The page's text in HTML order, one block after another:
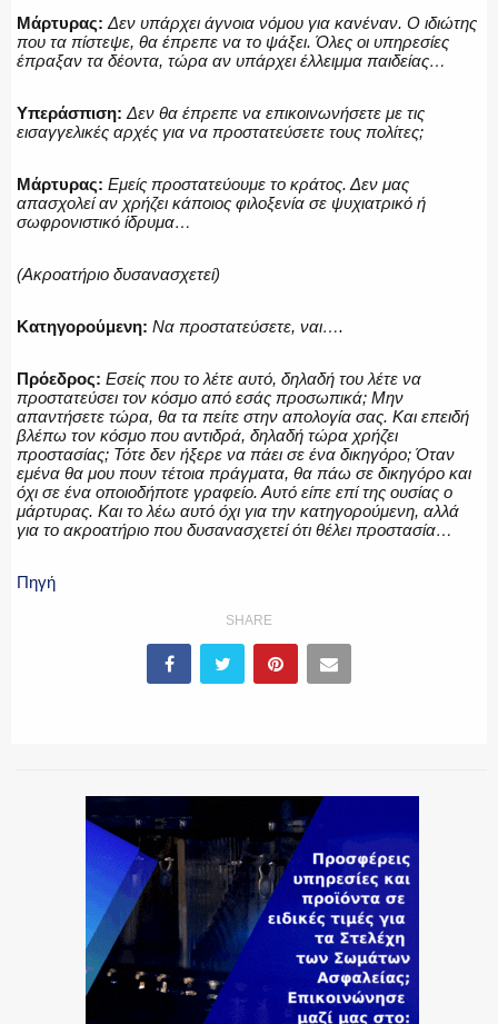
Μάρτυρας: Δεν υπάρχει άγνοια νόμου για κανέναν. Ο ιδιώτης
που τα πίστεψε, θα έπρεπε να το ψάξει. Όλες οι υπηρεσίες
έπραξαν τα δέοντα, τώρα αν υπάρχει έλλειμμα παιδείας…
Υπεράσπιση: Δεν θα έπρεπε να επικοινωνήσετε με τις
εισαγγελικές αρχές για να προστατεύσετε τους πολίτες;
Μάρτυρας: Εμείς προστατεύουμε το κράτος. Δεν μας
απασχολεί αν χρήζει κάποιος φιλοξενία σε ψυχιατρικό ή
σωφρονιστικό ίδρυμα…
(Ακροατήριο δυσανασχετεί)
Κατηγορούμενη: Να προστατεύσετε, ναι….
Πρόεδρος: Εσείς που το λέτε αυτό, δηλαδή του λέτε να
προστατεύσει τον κόσμο από εσάς προσωπικά; Μην
απαντήσετε τώρα, θα τα πείτε στην απολογία σας. Και επειδή
βλέπω τον κόσμο που αντιδρά, δηλαδή τώρα χρήζει
προστασίας; Τότε δεν ήξερε να πάει σε ένα δικηγόρο; Όταν
εμένα θα μου πουν τέτοια πράγματα, θα πάω σε δικηγόρο και
όχι σε ένα οποιοδήποτε γραφείο. Αυτό είπε επί της ουσίας ο
μάρτυρας. Και το λέω αυτό όχι για την κατηγορούμενη, αλλά
για το ακροατήριο που δυσανασχετεί ότι θέλει προστασία…
Πηγή
SHARE